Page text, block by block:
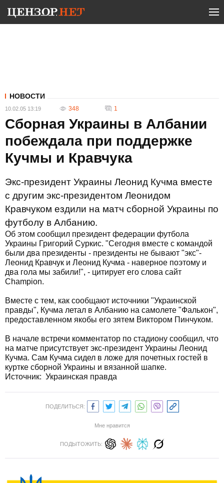
НОВОСТИ
10.02.05 13:19 348 1
Сборная Украины в Албании
побеждала при поддержке
Кучмы и Кравчука
Экс-президент Украины Леонид Кучма вместе
с другим экс-президентом Леонидом
Кравчуком ездили на матч сборной Украины по
футболу в Албанию.
Об этом сообщил президент федерации футбола
Украины Григорий Суркис. "Сегодня вместе с командой
были два президенты - президенты не бывают "экс"-
Леонид Кравчук и Леонид Кучма - наверное поэтому и
два гола мы забили!", - цитирует его слова сайт
Champion.
Вместе с тем, как сообщают источники "Украинской
правды", Кучма летал в Албанию на самолете "Фалькон",
предоставленном якобы его зятем Виктором Пинчуком.
В начале встречи комментатор по стадиону сообщил, что
на матче присутствует экс-президент Украины Леонид
Кучма. Сам Кучма сидел в ложе для почетных гостей в
куртке сборной Украины и вязанной шапке.
Источник: Украинская правда
ПОДЕЛИТЬСЯ:
Мне нравится
ПОДЫТОЖИТЬ: